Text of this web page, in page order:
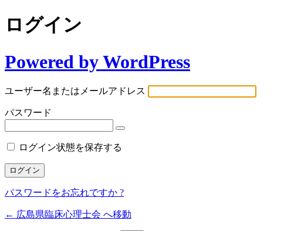
ログイン
Powered by WordPress
ユーザー名またはメールアドレス
パスワード
ログイン状態を保存する
パスワードをお忘れですか ?
← 広島県臨床心理士会 へ移動